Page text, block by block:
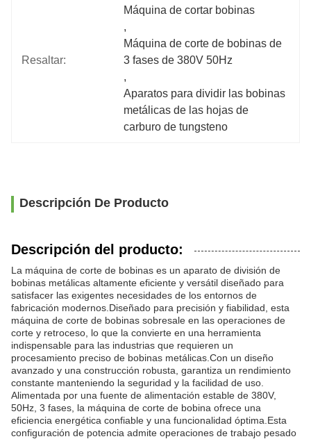
Resaltar:
Máquina de cortar bobinas
,
Máquina de corte de bobinas de
3 fases de 380V 50Hz
,
Aparatos para dividir las bobinas
metálicas de las hojas de
carburo de tungsteno
Descripción De Producto
Descripción del producto:
La máquina de corte de bobinas es un aparato de división de
bobinas metálicas altamente eficiente y versátil diseñado para
satisfacer las exigentes necesidades de los entornos de
fabricación modernos.Diseñado para precisión y fiabilidad, esta
máquina de corte de bobinas sobresale en las operaciones de
corte y retroceso, lo que la convierte en una herramienta
indispensable para las industrias que requieren un
procesamiento preciso de bobinas metálicas.Con un diseño
avanzado y una construcción robusta, garantiza un rendimiento
constante manteniendo la seguridad y la facilidad de uso.
Alimentada por una fuente de alimentación estable de 380V,
50Hz, 3 fases, la máquina de corte de bobina ofrece una
eficiencia energética confiable y una funcionalidad óptima.Esta
configuración de potencia admite operaciones de trabajo pesado